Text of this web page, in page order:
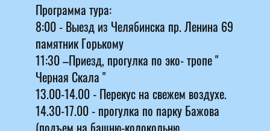
Программа тура:
8:00 - Выезд из Челябинска пр. Ленина 69
памятник Горькому
11:30 –Приезд, прогулка по эко- тропе "
Черная Скала "
13.00-14.00 - Перекус на свежем воздухе.
14.30-17.00 - прогулка по парку Бажова
(подъем на башню-колокольню,